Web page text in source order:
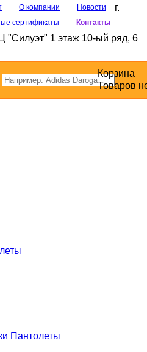
О компании
Новости
сертификаты Контакты
г.
"Силуэт" 1 этаж 10-ый ряд, 6
Корзина
Товаров
Пантолеты